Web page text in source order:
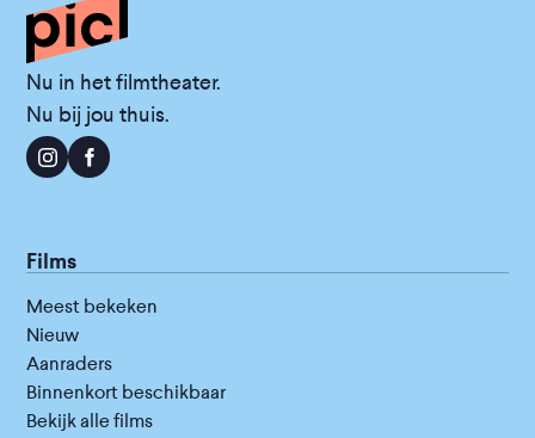
Nu in het filmtheater.
Nu bij jou thuis.
Films
Meest bekeken
Nieuw
Aanraders
Binnenkort beschikbaar
Bekijk alle films